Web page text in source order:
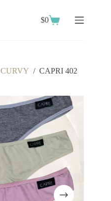
Shopping
$0
CURVY / CAPRI 402